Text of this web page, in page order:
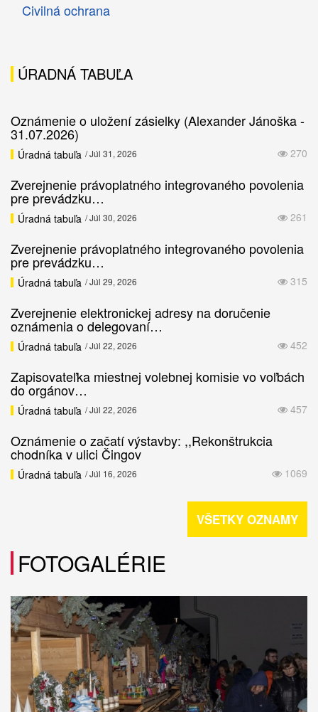
Civilná ochrana
ÚRADNÁ TABUĽA
Oznámenie o uložení zásielky (Alexander Jánoška -
31.07.2026)
270
Úradná tabuľa / Júl 31, 2026
Zverejnenie právoplatného integrovaného povolenia
pre prevádzku…
261
Úradná tabuľa / Júl 30, 2026
Zverejnenie právoplatného integrovaného povolenia
pre prevádzku…
315
Úradná tabuľa / Júl 29, 2026
Zverejnenie elektronickej adresy na doručenie
oznámenia o delegovaní…
452
Úradná tabuľa / Júl 22, 2026
Zapisovateľka miestnej volebnej komisie vo voľbách
do orgánov…
457
Úradná tabuľa / Júl 22, 2026
Oznámenie o začatí výstavby: ,,Rekonštrukcia
chodníka v ulici Čingov
1069
Úradná tabuľa / Júl 16, 2026
VŠETKY OZNAMY
FOTOGALÉRIE